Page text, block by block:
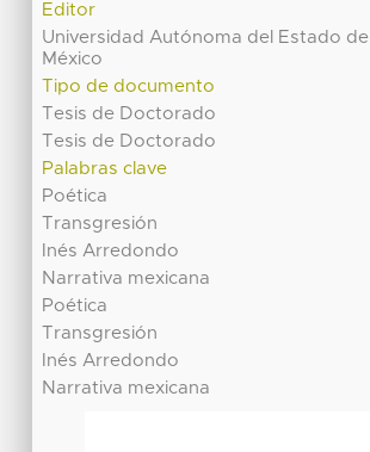
Editor
Universidad Autónoma del Estado de
México
Tipo de documento
Tesis de Doctorado
Tesis de Doctorado
Palabras clave
Poética
Transgresión
Inés Arredondo
Narrativa mexicana
Poética
Transgresión
Inés Arredondo
Narrativa mexicana